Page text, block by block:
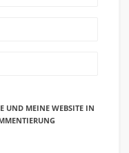
UND MEINE WEBSITE IN